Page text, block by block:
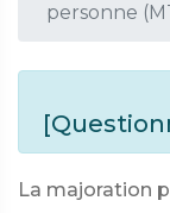
personne
La majoration